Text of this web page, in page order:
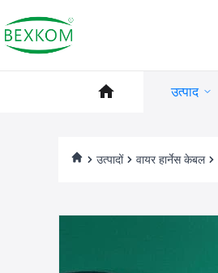
उत्पाद
उत्पादों वायर हार्नेस केबल